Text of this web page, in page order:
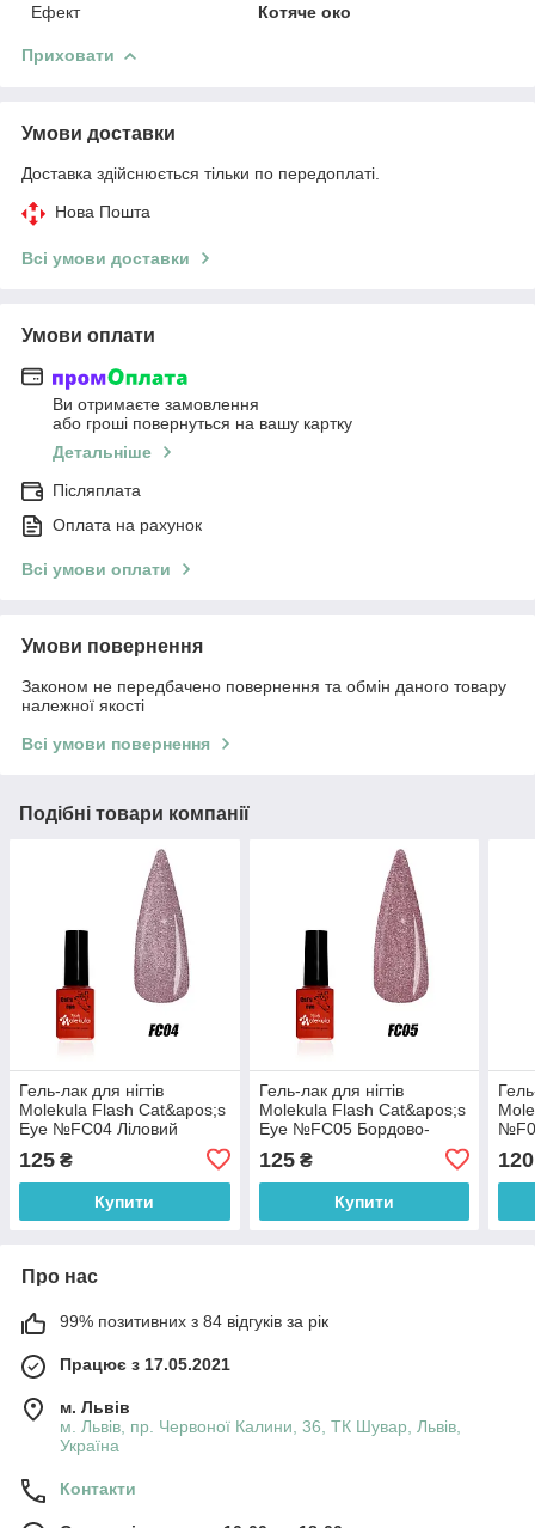
Ефект
Котяче око
Приховати
Умови доставки
Доставка здійснюється тільки по передоплаті.
Нова Пошта
Всі умови доставки
Умови оплати
Ви отримаєте замовлення
або гроші повернуться на вашу картку
Детальніше
Післяплата
Оплата на рахунок
Всі умови оплати
Умови повернення
Законом не передбачено повернення та обмін даного товару
належної якості
Всі умови повернення
Подібні товари компанії
Гель-лак для нігтів
Molekula Flash Cat&apos;s
Eye №FC04 Ліловий
125 ₴
Купити
Гель-лак для нігтів
Molekula Flash Cat&apos;s
Eye №FC05 Бордово-
світловідбиваючий 6 мл
125₴
Купити
120
Про нас
99% позитивних з 84 відгуків за рік
Працює з 17.05.2021
м. Львів
м. Львів, пр. Червоної Калини, 36, ТК Шувар, Львів,
Україна
Контакти